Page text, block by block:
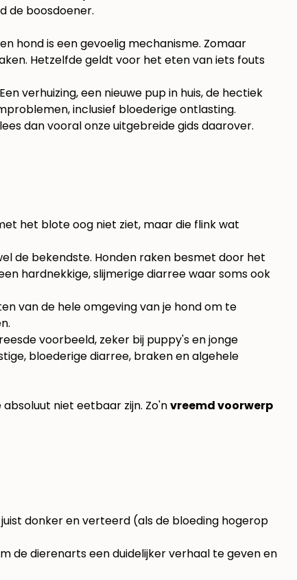
de boosdoener.
hond is een gevoelig mechanisme. Zomaar
Hetzelfde geldt voor het eten van iets fouts
verhuizing, een nieuwe pup in huis, de hectiek
inclusief bloederige ontlasting.
dan vooral onze uitgebreide gids daarover.
het blote oog niet ziet, maar die flink wat
de bekendste. Honden raken besmet door het
hardnekkige, slijmerige diarree waar soms ook
van de hele omgeving van je hond om te
voorbeeld, zeker bij puppy's en jonge
bloederige diarree, braken en algehele
niet eetbaar zijn. Zo'nvreemd voorwerp
donker en verteerd (als de bloeding hogerop
de dierenarts een duidelijker verhaal te geven en